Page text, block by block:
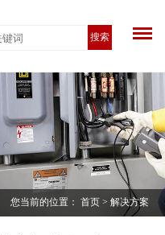
搜索
您当前的位置： 首页 > 解决方案